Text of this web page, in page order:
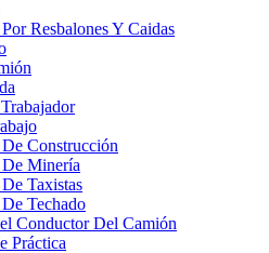
Resbalones Y Caidas
Construcción
Minería
Taxistas
Techado
Conductor Del Camión
Práctica